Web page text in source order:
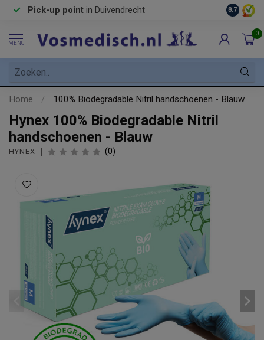
Pick-up point in Duivendrecht 8.7
MENU
0
Home / 100% Biodegradable Nitril handschoenen - Blauw
Hynex 100% Biodegradable Nitril
handschoenen - Blauw
HYNEX (0)